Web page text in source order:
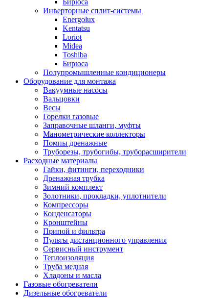
Бирюса
Инверторные сплит-системы
Energolux
Kentatsu
Loriot
Midea
Toshiba
Бирюса
Полупромышленные кондиционеры
Оборудование для монтажа
Вакуумные насосы
Вальцовки
Весы
Горелки газовые
Заправочные шланги, муфты
Манометрические коллекторы
Помпы дренажные
Труборезы, трубогибы, труборасширители
Расходные материалы
Гайки, фитинги, переходники
Дренажная трубка
Зимний комплект
Золотники, прокладки, уплотнители
Компрессоры
Конденсаторы
Кронштейны
Припой и фильтра
Пульты дистанционного управления
Сервисный инструмент
Теплоизоляция
Труба медная
Хладоны и масла
Газовые обогреватели
Дизельные обогреватели